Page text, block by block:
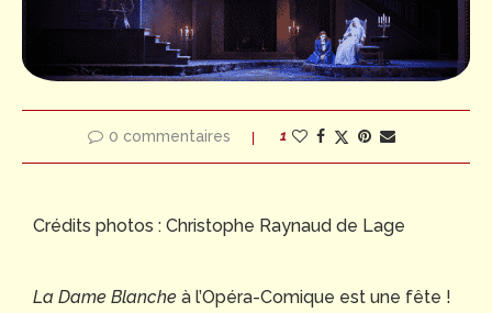
0 commentaires 1
Crédits photos : Christophe Raynaud de Lage
La Dame Blanche à l’Opéra-Comique est une fête !